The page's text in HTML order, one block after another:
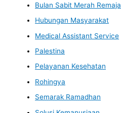
Bulan Sabit Merah Remaja
Hubungan Masyarakat
Medical Assistant Service
Palestina
Pelayanan Kesehatan
Rohingya
Semarak Ramadhan